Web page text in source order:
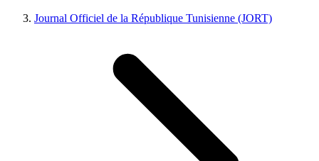
Journal Officiel de la République Tunisienne (JORT)